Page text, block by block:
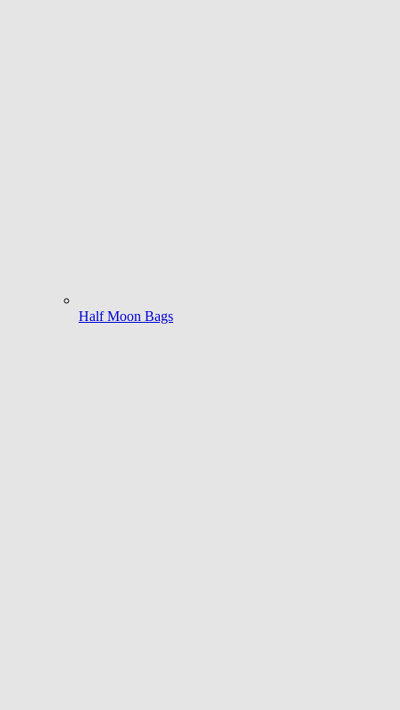
Half Moon Bags